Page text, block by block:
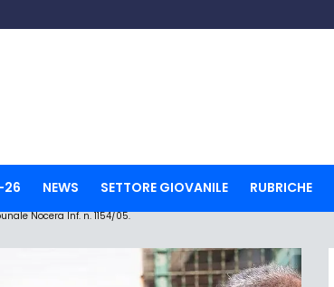
26 NEWS SETTORE GIOVANILE RUBRICHE
Nocera Inf. n. 1154/05.